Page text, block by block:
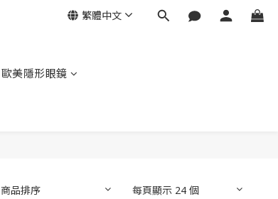
歐美隱形眼鏡
繁體中文
商品排序 每頁顯示 24 個